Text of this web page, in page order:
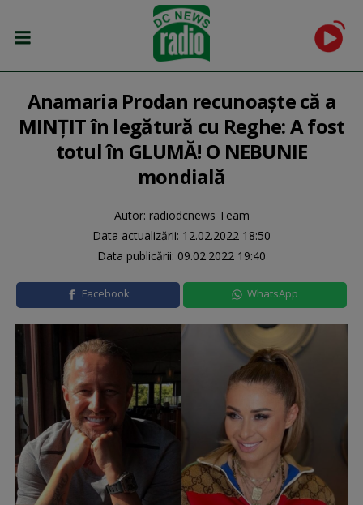
Anamaria Prodan recunoaște că a
MINȚIT în legătură cu Reghe: A fost
totul în GLUMĂ! O NEBUNIE
mondială
Autor: radiodcnews Team
Data actualizării: 12.02.2022 18:50
Data publicării: 09.02.2022 19:40
Facebook WhatsApp